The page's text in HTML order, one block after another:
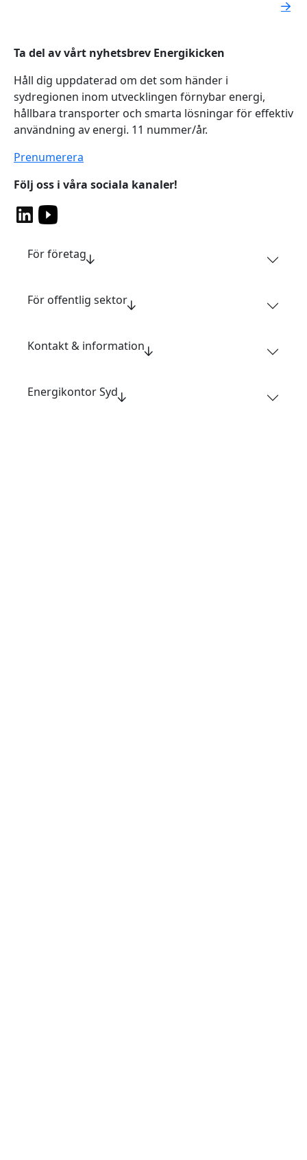
Ta del av vårt nyhetsbrev Energikicken
Håll dig uppdaterad om det som händer i
sydregionen inom utvecklingen förnybar energi,
hållbara transporter och smarta lösningar för effektiv
användning av energi. 11 nummer/år.
Prenumerera
Följ oss i våra sociala kanaler!
För företag
För offentlig sektor
Kontakt & information
Energikontor Syd